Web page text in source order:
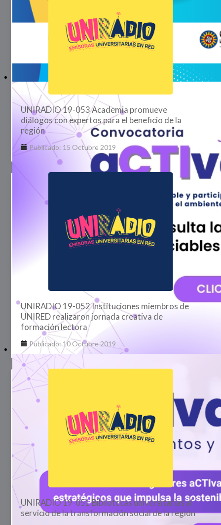
UNIRADIO 19-053 Academia promueve
diálogos con expertos para el beneficio de la
región
Publicado: 15 Octubre 2019
UNIRADIO 19-052 Instituciones miembros de
UNIRED realizaron jornada creativa de
formación lectora
Publicado: 10 Octubre 2019
UNIRADIO 19-051 Bibliotecas universitarias al
servicio de la transformación social de la región